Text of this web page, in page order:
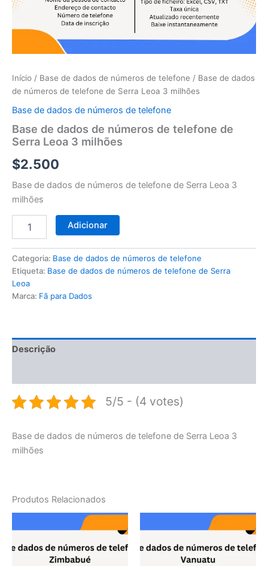
Início / Base de dados de números de telefone / Base de dados
de números de telefone de Serra Leoa 3 milhões
Base de dados de números de telefone
Base de dados de números de telefone de
Serra Leoa 3 milhões
$2.500
Base de dados de números de telefone de Serra Leoa 3
milhões
telefone
Serra
3
Adicionar
Categoria: Base de dados de números de telefone
Etiqueta: Base de dados de números de telefone de Serra
Leoa
Marca: Fã para Dados
Descrição
5/5 - (4 votes)
Base de dados de números de telefone de Serra Leoa 3
milhões
Produtos Relacionados